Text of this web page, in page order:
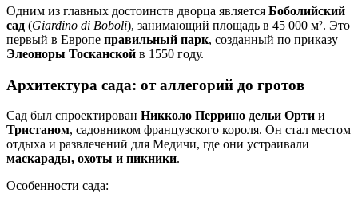
Одним из главных достоинств дворца является Боболийский
сад (Giardino di Boboli), занимающий площадь в 45 000 м². Это
первый в Европе правильный парк, созданный по приказу
Элеоноры Тосканской в 1550 году.
Архитектура сада: от аллегорий до гротов
Сад был спроектирован Никколо Перрино дельи Орти и
Тристаном, садовником французского короля. Он стал местом
отдыха и развлечений для Медичи, где они устраивали
маскарады, охоты и пикники.
Особенности сада: